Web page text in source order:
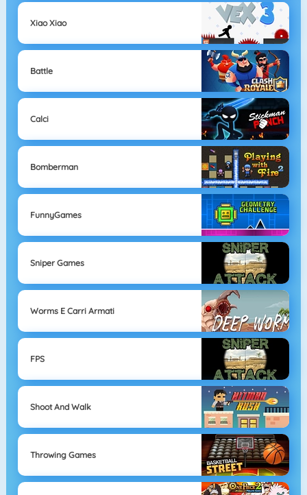
Xiao Xiao
Battle
Calci
Bomberman
FunnyGames
Sniper Games
Worms E Carri Armati
FPS
Shoot And Walk
Throwing Games